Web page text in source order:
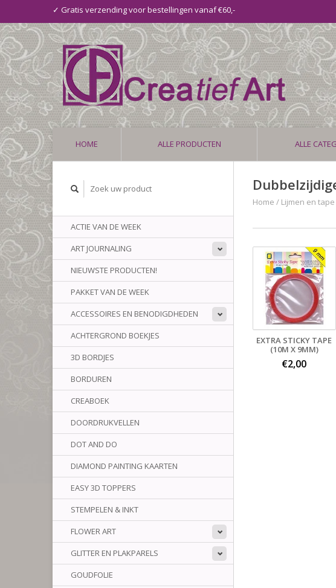
✓ Gratis verzending voor bestellingen vanaf €60,-
HOME ALLE PRODUCTEN ALLE
ACTIE VAN DE WEEK
ART JOURNALING
NIEUWSTE PRODUCTEN!
PAKKET VAN DE WEEK
ACCESSOIRES EN BENODIGDHEDEN
ACHTERGROND BOEKJES
3D BORDJES
BORDUREN
CREABOEK
DOORDRUKVELLEN
DOT AND DO
DIAMOND PAINTING KAARTEN
EASY 3D TOPPERS
STEMPELEN & INKT
FLOWER ART
GLITTER EN PLAKPARELS
GOUDFOLIE
Home / Lijmen en tape
EXTRA STICKY TAPE
(10M X 9MM)
€2,00